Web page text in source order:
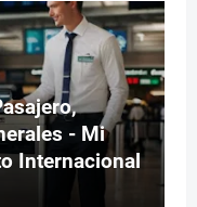
- Mi
Internacional